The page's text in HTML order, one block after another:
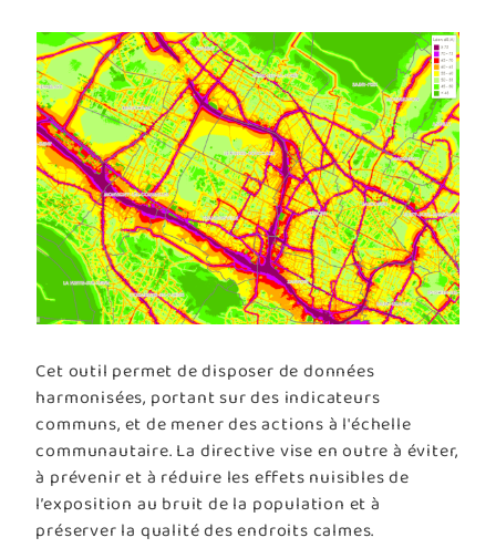
Cet outil permet de disposer de données
harmonisées, portant sur des indicateurs
communs, et de mener des actions à l'échelle
communautaire. La directive vise en outre à éviter,
à prévenir et à réduire les effets nuisibles de
l’exposition au bruit de la population et à
préserver la qualité des endroits calmes.